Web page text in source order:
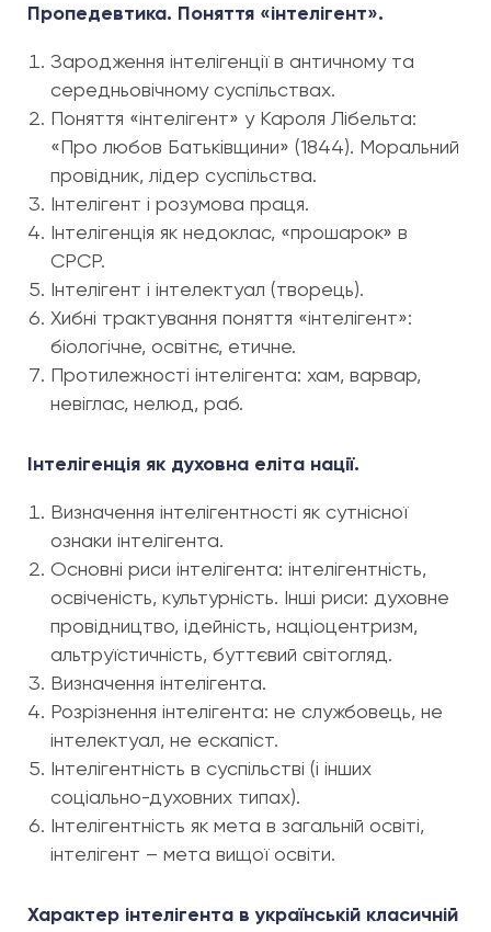
Пропедевтика. Поняття «інтелігент».
Зародження інтелігенції в античному та
середньовічному суспільствах.
Поняття «інтелігент» у Кароля Лібельта:
«Про любов Батьківщини» (1844). Моральний
провідник, лідер суспільства.
Інтелігент і розумова праця.
Інтелігенція як недоклас, «прошарок» в
СРСР.
Інтелігент і інтелектуал (творець).
Хибні трактування поняття «інтелігент»:
біологічне, освітнє, етичне.
Протилежності інтелігента: хам, варвар,
невіглас, нелюд, раб.
Інтелігенція як духовна еліта нації.
Визначення інтелігентності як сутнісної
ознаки інтелігента.
Основні риси інтелігента: інтелігентність,
освіченість, культурність. Інші риси: духовне
провідництво, ідейність, націоцентризм,
альтруїстичність, буттєвий світогляд.
Визначення інтелігента.
Розрізнення інтелігента: не службовець, не
інтелектуал, не ескапіст.
Інтелігентність в суспільстві (і інших
соціально-духовних типах).
Інтелігентність як мета в загальній освіті,
інтелігент – мета вищої освіти.
Характер інтелігента в українській класичній